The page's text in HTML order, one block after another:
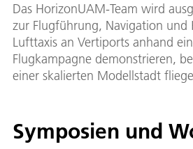
Das HorizonUAM-Team wird
zur Flugführung, Navigation
Lufttaxis an Vertiports anhand
Flugkampagne demonstrieren,
einer skalierten Modellstadt
Symposien und